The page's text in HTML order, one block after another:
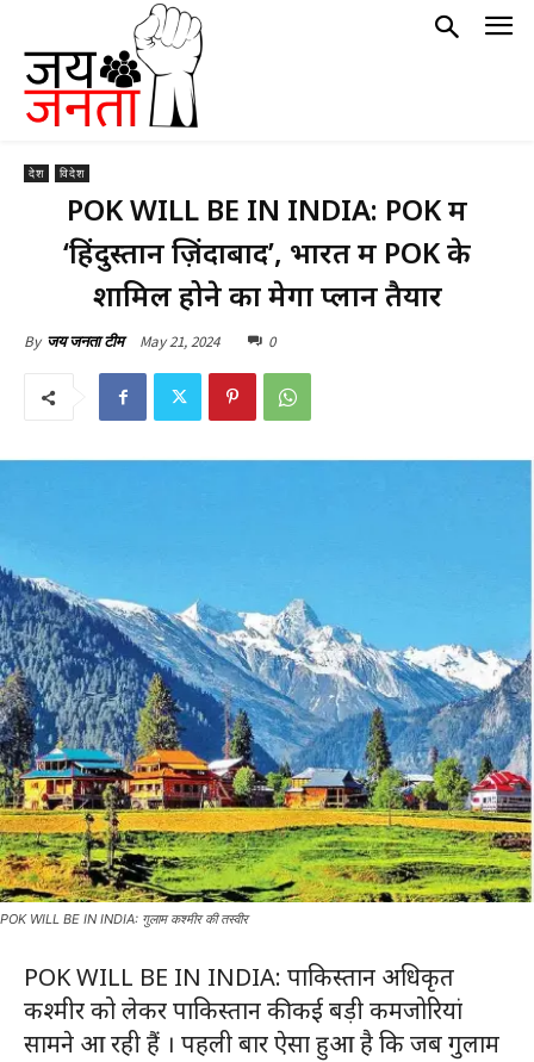
देश विदेश
POK WILL BE IN INDIA: POK में
‘हिंदुस्तान ज़िंदाबाद’, भारत में POK के
शामिल होने का मेगा प्लान तैयार
By जय जनता टीम May 21, 2024 0
POK WILL BE IN INDIA: गुलाम कश्मीर की तस्वीर
POK WILL BE IN INDIA: पाकिस्तान अधिकृत
कश्मीर को लेकर पाकिस्तान की कई बड़ी कमजोरियां
सामने आ रही हैं । पहली बार ऐसा हुआ है कि जब गुलाम